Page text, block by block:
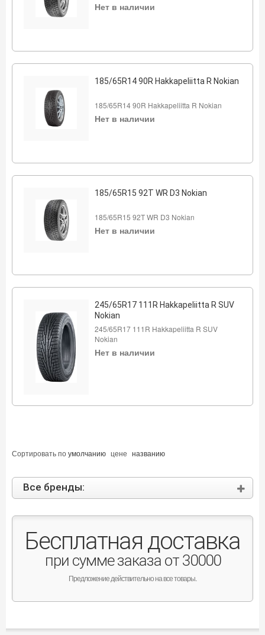
Нет в наличии
185/65R14 90R Hakkapeliitta R Nokian
185/65R14 90R Hakkapeliitta R Nokian
Нет в наличии
185/65R15 92T WR D3 Nokian
185/65R15 92T WR D3 Nokian
Нет в наличии
245/65R17 111R Hakkapeliitta R SUV
Nokian
245/65R17 111R Hakkapeliitta R SUV
Nokian
Нет в наличии
Сортировать поумолчанию цене названию
Все бренды:
Бесплатная доставка
при сумме заказа от 30000
Предложение действительно на все товары.